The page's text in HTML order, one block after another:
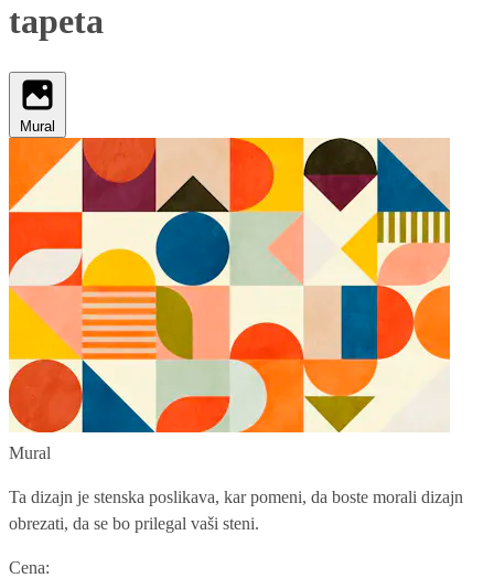
tapeta
Mural
Mural
Ta dizajn je stenska poslikava, kar pomeni, da boste morali dizajn
obrezati, da se bo prilegal vaši steni.
Cena: